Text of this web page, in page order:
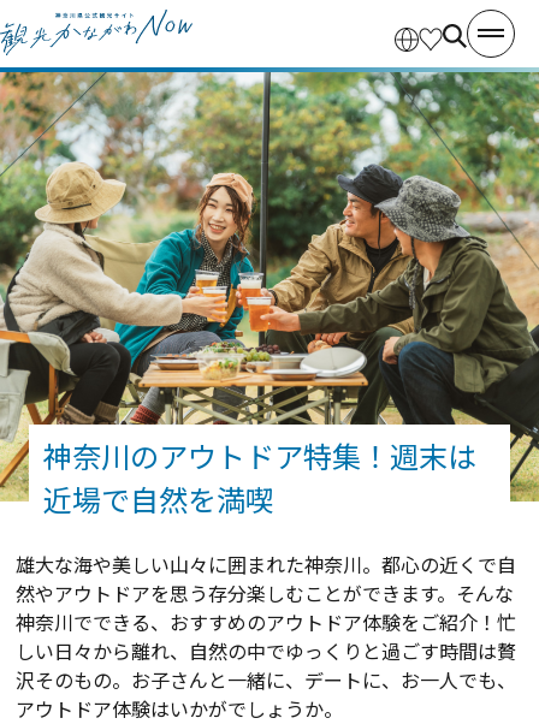
神奈川のアウトドア特集！週末は
近場で自然を満喫
雄大な海や美しい山々に囲まれた神奈川。都心の近くで自
然やアウトドアを思う存分楽しむことができます。そんな
神奈川でできる、おすすめのアウトドア体験をご紹介！忙
しい日々から離れ、自然の中でゆっくりと過ごす時間は贅
沢そのもの。お子さんと一緒に、デートに、お一人でも、
アウトドア体験はいかがでしょうか。